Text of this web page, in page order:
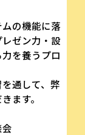
の機能に落
ゼン力・設
を養うプロ
通して、弊
ます。